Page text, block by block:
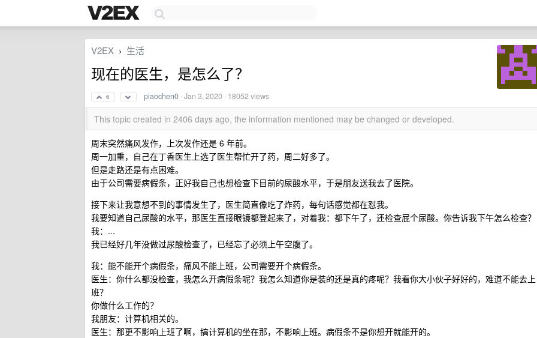
V2EX › 生活
现在的医生，是怎么了？
6 piaochen0 ·Jan 3, 2020 · 18052 views
This topic created in 2406 days ago, the information mentioned may be changed or developed.
周末突然痛风发作，上次发作还是 6 年前。
周一加重，自己在丁香医生上选了医生帮忙开了药，周二好多了。
但是走路还是有点困难。
由于公司需要病假条，正好我自己也想检查下目前的尿酸水平，于是朋友送我去了医院。
接下来让我意想不到的事情发生了，医生简直像吃了炸药，每句话感觉都在怼我。
我要知道自己尿酸的水平，那医生直接眼镜都登起来了，对着我：都下午了，还检查屁个尿酸。你告诉我下午怎么检查？
我：...
我已经好几年没做过尿酸检查了，已经忘了必须上午空腹了。
我：能不能开个病假条，痛风不能上班，公司需要开个病假条。
医生：你什么都没检查，我怎么开病假条呢？我怎么知道你是装的还是真的疼呢？我看你大小伙子好好的，难道不能去上
班？
你做什么工作的？
我朋友：计算机相关的。
医生：那更不影响上班了啊，搞计算机的坐在那，不影响上班。病假条不是你想开就能开的。